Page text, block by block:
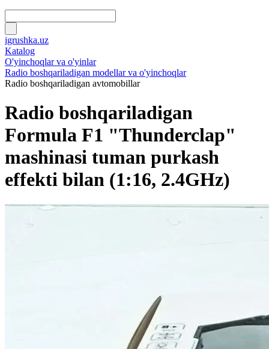
igrushka.uz
Katalog
O'yinchoqlar va o'yinlar
Radio boshqariladigan modellar va o'yinchoqlar
Radio boshqariladigan avtomobillar
Radio boshqariladigan
Formula F1 "Thunderclap"
mashinasi tuman purkash
effekti bilan (1:16, 2.4GHz)